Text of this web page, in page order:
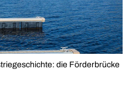
die Förderbrücke